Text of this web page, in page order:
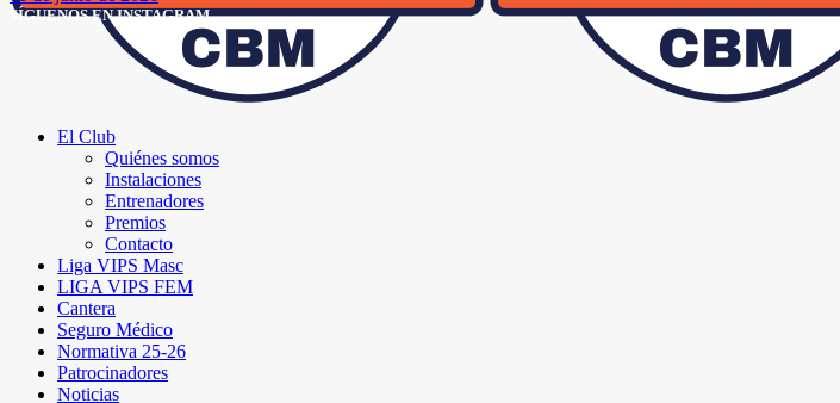
El Club
Quiénes somos
Instalaciones
Entrenadores
Premios
Contacto
Liga VIPS Masc
LIGA VIPS FEM
Cantera
Seguro Médico
Normativa 25-26
Patrocinadores
Noticias
SÍGUENOS EN INSTAGRAM